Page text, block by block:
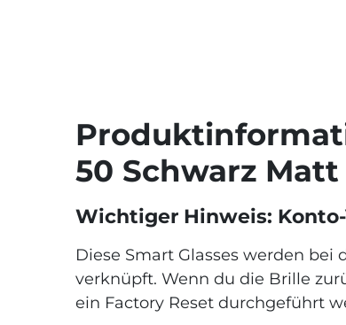
50 Schwarz
Wichtiger Hinweis:
Diese Smart Glasses werden
verknüpft. Wenn du die Brille
ein Factory Reset durchgeführt